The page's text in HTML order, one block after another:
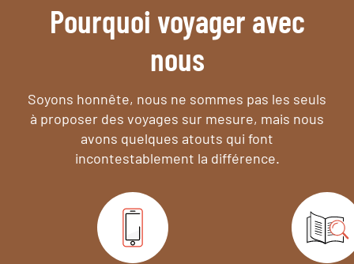
Pourquoi voyager avec
nous
Soyons honnête, nous ne sommes pas les seuls
à proposer des voyages sur mesure, mais nous
avons quelques atouts qui font
incontestablement la différence.